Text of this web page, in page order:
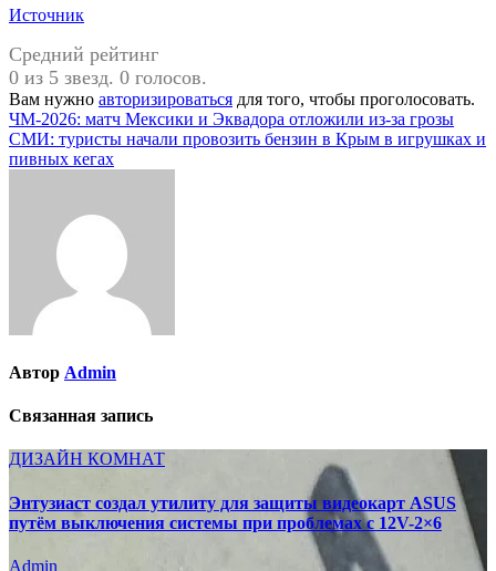
Источник
Средний рейтинг
0 из 5 звезд. 0 голосов.
Вам нужно авторизироваться для того, чтобы проголосовать.
Навигация
по
ЧМ-2026: матч Мексики и Эквадора отложили из-за грозы
СМИ: туристы начали провозить бензин в Крым в игрушках и
пивных кегах
Автор Admin
Связанная запись
ДИЗАЙН КОМНАТ
Энтузиаст создал утилиту для защиты видеокарт ASUS
путём выключения системы при проблемах с 12V-2×6
Admin